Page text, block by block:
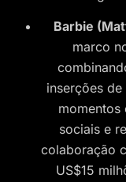
Barbie
marco
inserções
momentos
sociais e
colaboração
US$15